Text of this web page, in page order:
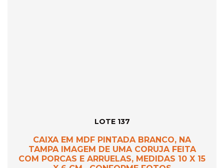
LOTE 137
CAIXA EM MDF PINTADA BRANCO, NA
TAMPA IMAGEM DE UMA CORUJA FEITA
COM PORCAS E ARRUELAS, MEDIDAS 10 X 15